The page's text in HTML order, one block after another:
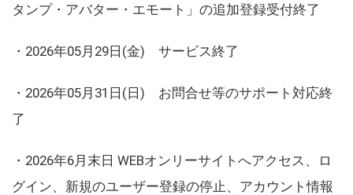
タンプ・アバター・エモート」の追加登録受付終了
・2026年05月29日(金) サービス終了
・2026年05月31日(日) お問合せ等のサポート対応終
了
・2026年6月末日 WEBオンリーサイトへアクセス、ロ
グイン、新規のユーザー登録の停止、アカウント情報